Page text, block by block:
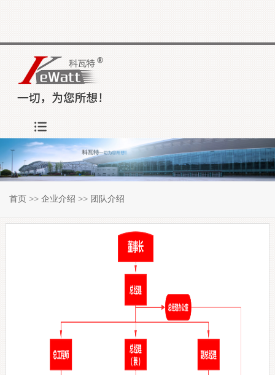
首页 >> 企业介绍 >> 团队介绍